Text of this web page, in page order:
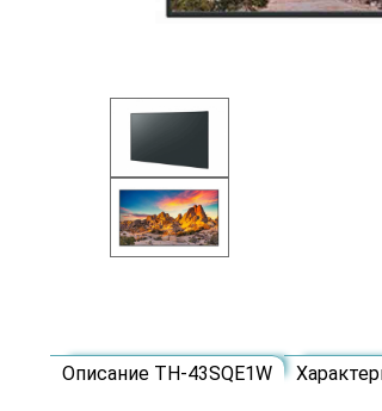
Описание TH-43SQE1W